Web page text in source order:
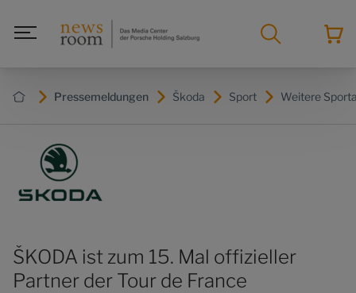
Pressemeldungen Škoda Sport Weitere
ŠKODA ist zum 15. Mal offizieller
Partner der Tour de France